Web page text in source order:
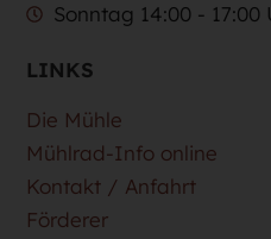
LINKS
Die Mühle
Mühlrad-Info online
Kontakt / Anfahrt
Förderer
Sonntag 14:00 - 17:00